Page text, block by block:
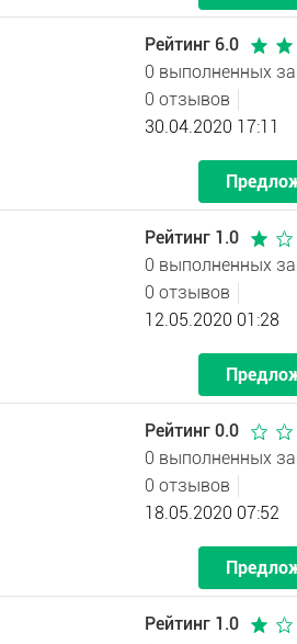
Рейтинг 6.0
0 выполненных
0 отзывов
30.04.2020 17:11
Рейтинг 1.0
0 выполненных
0 отзывов
12.05.2020 01:28
Рейтинг 0.0
0 выполненных
0 отзывов
18.05.2020 07:52
Рейтинг 1.0